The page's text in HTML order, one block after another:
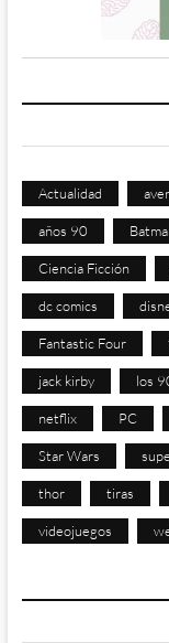
Actualidad
años 90
Ciencia Ficción
dc comics
Fantastic Four
jack kirby los
netflix PC
Star Wars
thor tiras
videojuegos